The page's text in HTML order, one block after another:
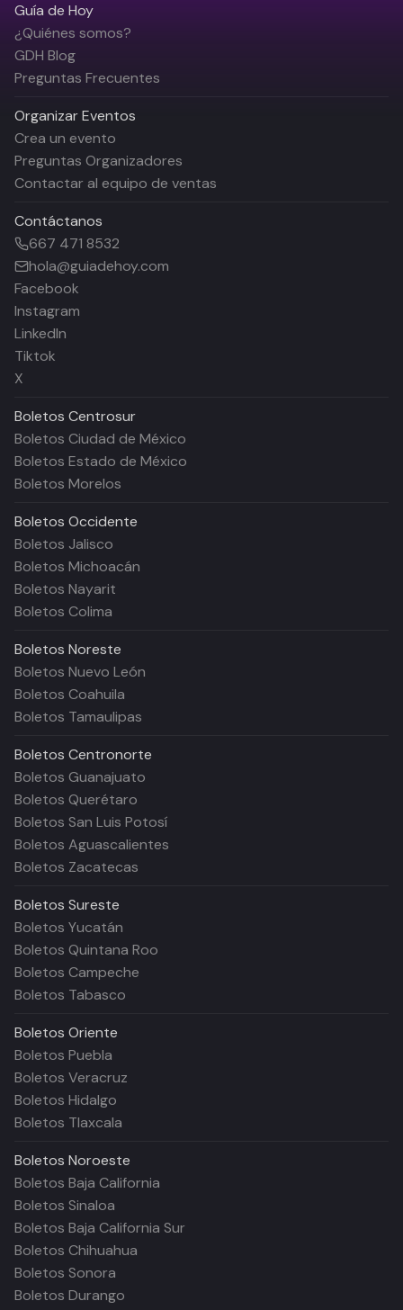
Guía de Hoy
¿Quiénes somos?
GDH Blog
Preguntas Frecuentes
Organizar Eventos
Crea un evento
Preguntas Organizadores
Contactar al equipo de ventas
Contáctanos
667 471 8532
hola@guiadehoy.com
Facebook
Instagram
LinkedIn
Tiktok
X
Boletos Centrosur
Boletos Ciudad de México
Boletos Estado de México
Boletos Morelos
Boletos Occidente
Boletos Jalisco
Boletos Michoacán
Boletos Nayarit
Boletos Colima
Boletos Noreste
Boletos Nuevo León
Boletos Coahuila
Boletos Tamaulipas
Boletos Centronorte
Boletos Guanajuato
Boletos Querétaro
Boletos San Luis Potosí
Boletos Aguascalientes
Boletos Zacatecas
Boletos Sureste
Boletos Yucatán
Boletos Quintana Roo
Boletos Campeche
Boletos Tabasco
Boletos Oriente
Boletos Puebla
Boletos Veracruz
Boletos Hidalgo
Boletos Tlaxcala
Boletos Noroeste
Boletos Baja California
Boletos Sinaloa
Boletos Baja California Sur
Boletos Chihuahua
Boletos Sonora
Boletos Durango